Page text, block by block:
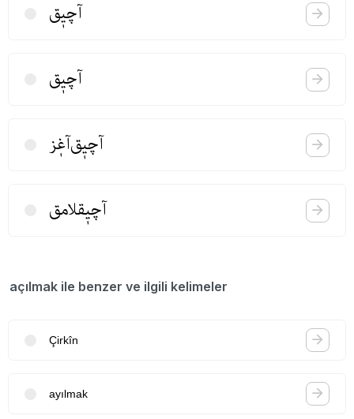
آچیٖق
آچیٖق
آچیٖق‌آغٖز
آچیٖقلامق
açılmak ile benzer ve ilgili kelimeler
Çirkîn
ayılmak